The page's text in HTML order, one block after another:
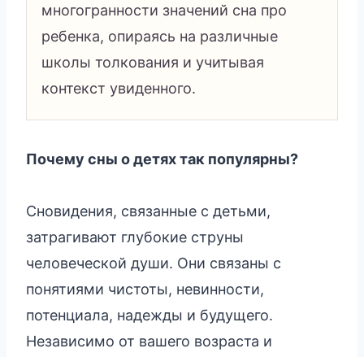
многогранности значений сна про
ребенка, опираясь на различные
школы толкования и учитывая
контекст увиденного.
Почему сны о детях так популярны?
Сновидения, связанные с детьми,
затрагивают глубокие струны
человеческой души. Они связаны с
понятиями чистоты, невинности,
потенциала, надежды и будущего.
Независимо от вашего возраста и